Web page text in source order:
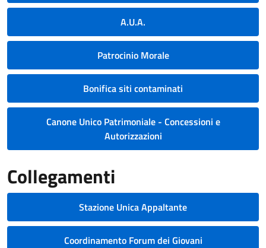
A.U.A.
Patrocinio Morale
Bonifica siti contaminati
Canone Unico Patrimoniale - Concessioni e
Autorizzazioni
Collegamenti
Stazione Unica Appaltante
Coordinamento Forum dei Giovani